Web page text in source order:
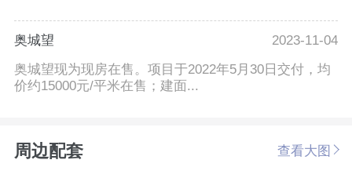
奥城望
2023-11-04
奥城望现为现房在售。项目于2022年5月30日交付，均
价约15000元/平米在售；建面...
周边配套 查看大图